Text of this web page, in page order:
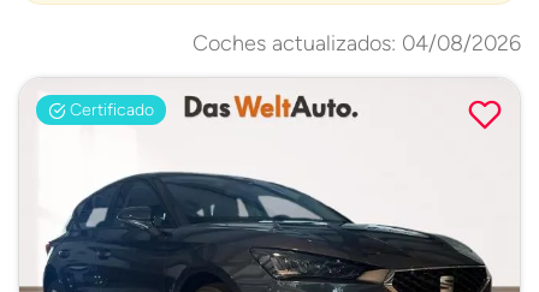
Coches actualizados: 04/08/2026
Certificado